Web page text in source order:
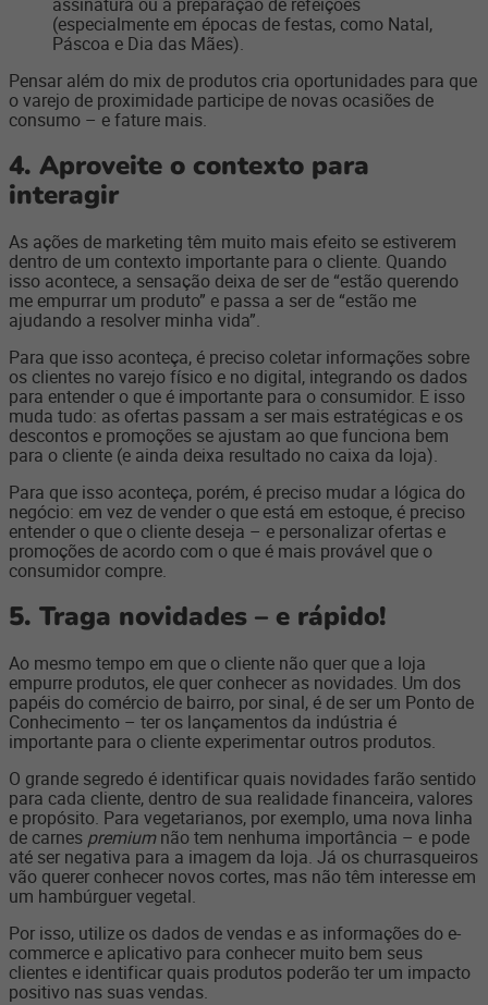
(especialmente em épocas de festas, como Natal,
Páscoa e Dia das Mães).
Pensar além do mix de produtos cria oportunidades para que
o varejo de proximidade participe de novas ocasiões de
consumo – e fature mais.
4. Aproveite o contexto para
interagir
As ações de marketing têm muito mais efeito se estiverem
dentro de um contexto importante para o cliente. Quando
isso acontece, a sensação deixa de ser de “estão querendo
me empurrar um produto” e passa a ser de “estão me
ajudando a resolver minha vida”.
Para que isso aconteça, é preciso coletar informações sobre
os clientes no varejo físico e no digital, integrando os dados
para entender o que é importante para o consumidor. E isso
muda tudo: as ofertas passam a ser mais estratégicas e os
descontos e promoções se ajustam ao que funciona bem
para o cliente (e ainda deixa resultado no caixa da loja).
Para que isso aconteça, porém, é preciso mudar a lógica do
negócio: em vez de vender o que está em estoque, é preciso
entender o que o cliente deseja – e personalizar ofertas e
promoções de acordo com o que é mais provável que o
consumidor compre.
5. Traga novidades – e rápido!
Ao mesmo tempo em que o cliente não quer que a loja
empurre produtos, ele quer conhecer as novidades. Um dos
papéis do comércio de bairro, por sinal, é de ser um Ponto de
Conhecimento – ter os lançamentos da indústria é
importante para o cliente experimentar outros produtos.
O grande segredo é identificar quais novidades farão sentido
para cada cliente, dentro de sua realidade financeira, valores
e propósito. Para vegetarianos, por exemplo, uma nova linha
de carnes premiumnão tem nenhuma importância – e pode
até ser negativa para a imagem da loja. Já os churrasqueiros
vão querer conhecer novos cortes, mas não têm interesse em
um hambúrguer vegetal.
Por isso, utilize os dados de vendas e as informações do e-
commerce e aplicativo para conhecer muito bem seus
clientes e identificar quais produtos poderão ter um impacto
positivo nas suas vendas.